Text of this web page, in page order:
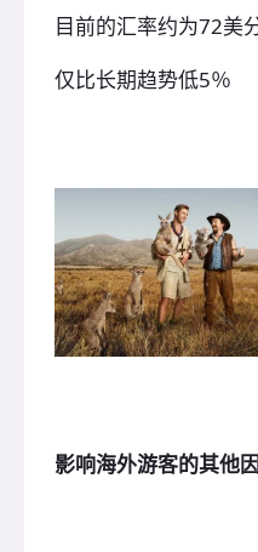
目前的汇率约为72美
仅比长期趋势低5％
影响海外游客的其他